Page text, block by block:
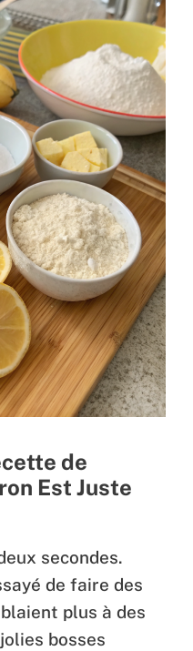
de
Est Juste
secondes.
de faire des
plus à des
bosses